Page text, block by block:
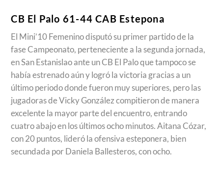
CB El Palo 61-44 CAB Estepona
El Mini’10 Femenino disputó su primer partido de la
fase Campeonato, perteneciente a la segunda jornada,
en San Estanislao ante un CB El Palo que tampoco se
había estrenado aún y logró la victoria gracias a un
último periodo donde fueron muy superiores, pero las
jugadoras de Vicky González compitieron de manera
excelente la mayor parte del encuentro, entrando
cuatro abajo en los últimos ocho minutos. Aitana Cózar,
con 20 puntos, lideró la ofensiva esteponera, bien
secundada por Daniela Ballesteros, con ocho.